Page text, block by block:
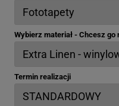
Wybierz materiał - Chcesz
Termin realizacji